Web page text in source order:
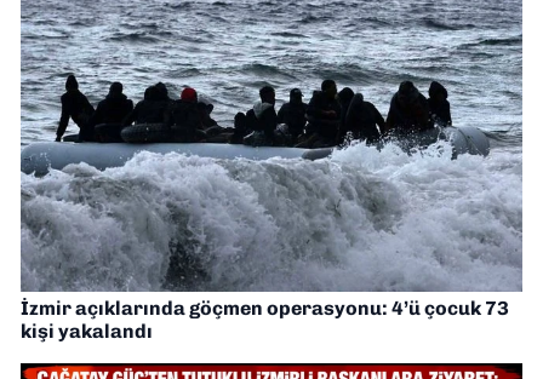
İzmir açıklarında göçmen operasyonu: 4’ü çocuk 73
kişi yakalandı